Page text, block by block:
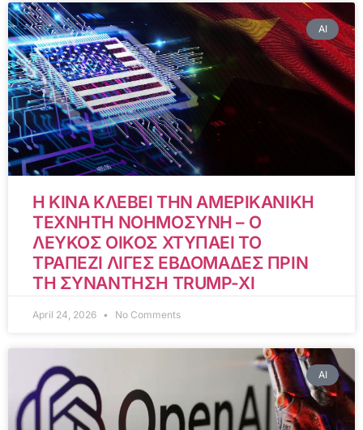
AI
Η ΚΙΝΑ ΚΛΕΒΕΙ ΤΗΝ ΑΜΕΡΙΚΑΝΙΚΗ
ΤΕΧΝΗΤΗ ΝΟΗΜΟΣΥΝΗ – Ο
ΛΕΥΚΟΣ ΟΙΚΟΣ ΧΤΥΠΑΕΙ ΤΟ
ΤΡΑΠΕΖΙ ΛΙΓΕΣ ΕΒΔΟΜΑΔΕΣ ΠΡΙΝ
ΤΗ ΣΥΝΑΝΤΗΣΗ TRUMP-XI
April 24, 2026 No Comments
AI